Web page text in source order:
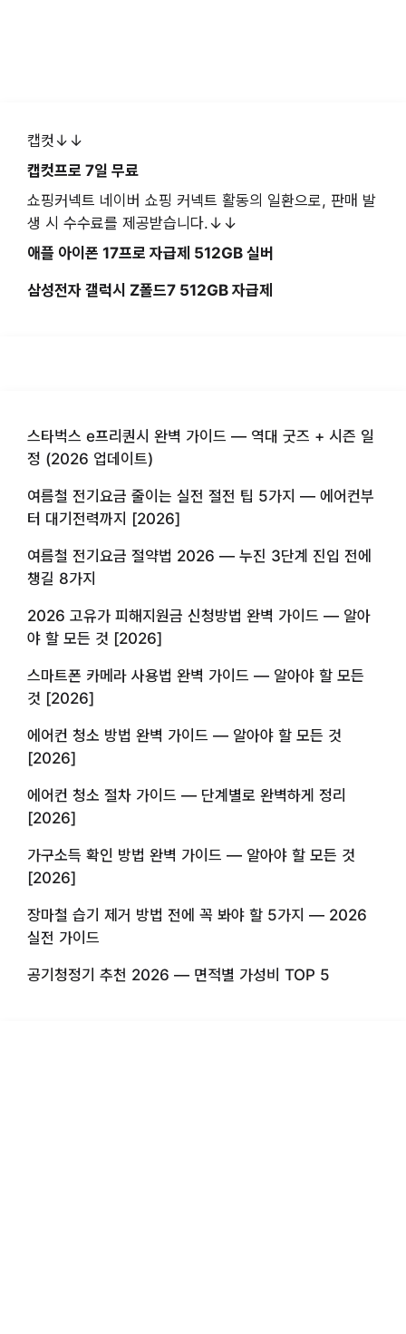
캡컷↓↓
캡컷프로 7일 무료
쇼핑커넥트 네이버 쇼핑 커넥트 활동의 일환으로, 판매 발
생 시 수수료를 제공받습니다.↓↓
애플 아이폰 17프로 자급제 512GB 실버
삼성전자 갤럭시 Z폴드7 512GB 자급제
스타벅스 e프리퀀시 완벽 가이드 — 역대 굿즈 + 시즌 일
정 (2026 업데이트)
여름철 전기요금 줄이는 실전 절전 팁 5가지 — 에어컨부
터 대기전력까지 [2026]
여름철 전기요금 절약법 2026 — 누진 3단계 진입 전에
챙길 8가지
2026 고유가 피해지원금 신청방법 완벽 가이드 — 알아
야 할 모든 것 [2026]
스마트폰 카메라 사용법 완벽 가이드 — 알아야 할 모든
것 [2026]
에어컨 청소 방법 완벽 가이드 — 알아야 할 모든 것
[2026]
에어컨 청소 절차 가이드 — 단계별로 완벽하게 정리
[2026]
가구소득 확인 방법 완벽 가이드 — 알아야 할 모든 것
[2026]
장마철 습기 제거 방법 전에 꼭 봐야 할 5가지 — 2026
실전 가이드
공기청정기 추천 2026 — 면적별 가성비 TOP 5